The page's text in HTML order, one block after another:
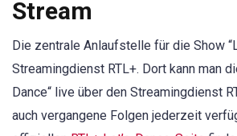
Stream
Die zentrale Anlaufstelle für die Show
Streamingdienst RTL+. Dort kann man
Dance“ live über den Streamingdienst
auch vergangene Folgen jederzeit